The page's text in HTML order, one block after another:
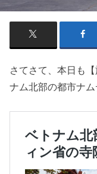
さてさて、本日も
ナム北部の都市ナム